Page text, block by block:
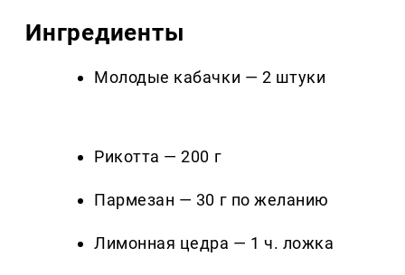
Ингредиенты
Молодые кабачки — 2 штуки
Рикотта — 200 г
Пармезан — 30 г по желанию
Лимонная цедра — 1 ч. ложка